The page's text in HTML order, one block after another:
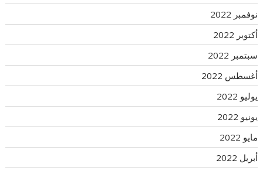
نوفمبر 2022
أكتوبر 2022
سبتمبر 2022
أغسطس 2022
يوليو 2022
يونيو 2022
مايو 2022
أبريل 2022